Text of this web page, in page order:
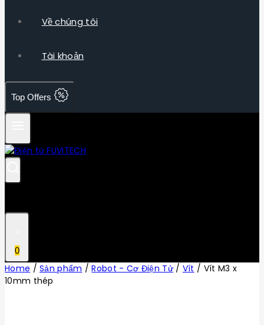
Về chúng tôi
Tài khoản
Top Offers
0
Home / Sản phẩm / Robot - Cơ Điện Tử / Vít / Vít M3 x
10mm thép